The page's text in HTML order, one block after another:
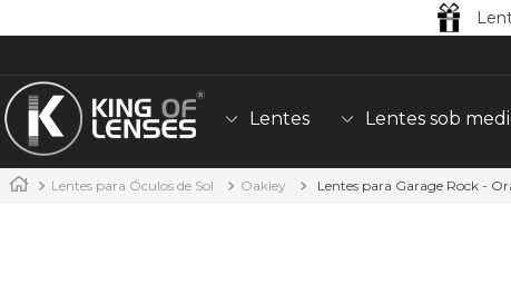
Lentes Lentes sob
Lentes para Óculos de Sol Oakley Lentes para Garage Rock -